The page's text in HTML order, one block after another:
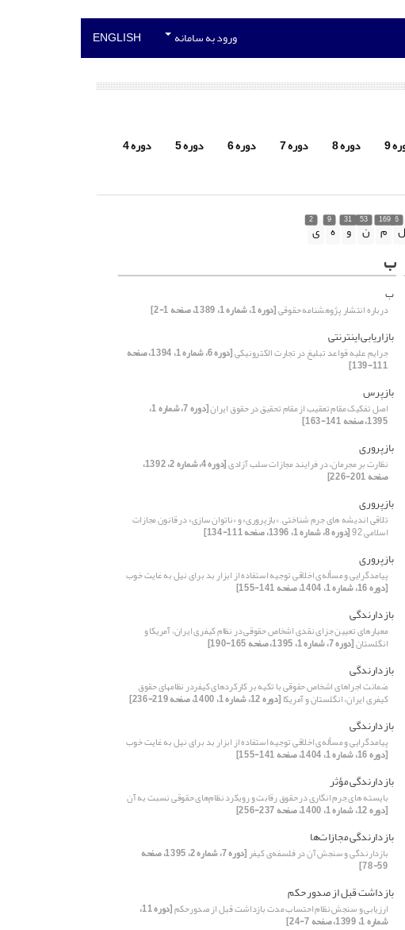
ورود به سامانه ENGLISH
9 دوره 8 دوره 7 دوره 6 دوره 5
دوره 4
6
ل
169
م
53
ن
31
و
9
ه
2
ی
ب
ب
درباره انتشار پژوهشنامه حقوقی[دوره 1، شماره 1، 1389، صفحه 1-2]
بازاریابی اینترنتی
جرایم علیه قواعد تبلیغ در تجارت الکترونیکی [دوره 6، شماره 1، 1394، صفحه
111-139]
بازپرس
اصل تفکیک مقام تعقیب از مقام تحقیق در حقوق ایران [دوره 7، شماره 1،
1395، صفحه 141-163]
بازپروری
نظارت بر مجرمان، در فرایند مجازات سلب آزادی [دوره 4، شماره 2، 1392،
صفحه 201-226]
بازپروری
تلاقی اندیشه های جرم شناختی ِ «بازپروری» و «ناتوان سازی» در قانون مجازات
اسلامی 92 [دوره 8، شماره 1، 1396، صفحه 111-134]
بازپروری
پیامدگرایی و مسأله‌ی اخلاقی توجیه استفاده از ابزار بد برای نیل به غایت خوب
[دوره 16، شماره 1، 1404، صفحه 141-155]
بازدارندگی
معیارهای تعیین جزای نقدی اشخاص حقوقی در نظام کیفری ایران، آمریکا و
انگلستان[دوره 7، شماره 1، 1395، صفحه 165-190]
بازدارندگی
ضمانت اجراهای اشخاص حقوقی با تکیه بر کارکردهای کیفردر نظام‎های حقوق
کیفری ایران، انگلستان و آمریکا[دوره 12، شماره 1، 1400، صفحه 219-236]
بازدارندگی
پیامدگرایی و مسأله‌ی اخلاقی توجیه استفاده از ابزار بد برای نیل به غایت خوب
[دوره 16، شماره 1، 1404، صفحه 141-155]
بازدارندگی مؤثر
بایسته های جرم انگاری در حقوق رقابت و رویکرد نظام‌های حقوقی نسبت به آن
[دوره 12، شماره 1، 1400، صفحه 237-256]
بازدارندگی مجازات‌ها
بازدارندگی و سنجش آن در فلسفه‌ی کیفر [دوره 7، شماره 2، 1395، صفحه
59-78]
بازداشت قبل از صدورحکم
ارزیابی و سنجش نظام احتساب مدت بازداشت قبل از صدورحکم [دوره 11،
شماره 1، 1399، صفحه 7-24]